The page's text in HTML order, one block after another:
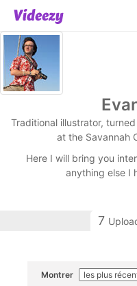
Traditional illustrator,
at the Savannah
Here I will bring you
anything else I
7
Montrer